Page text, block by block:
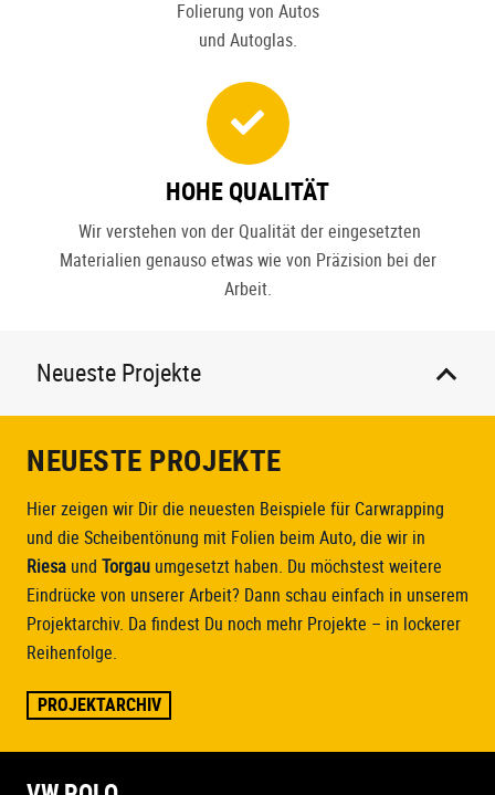
Folierung von Autos
und Autoglas.
HOHE QUALITÄT
Wir verstehen von der Qualität der eingesetzten
Materialien genauso etwas wie von Präzision bei der
Arbeit.
Neueste Projekte
NEUESTE PROJEKTE
Hier zeigen wir Dir die neuesten Beispiele für Carwrapping
und die Scheibentönung mit Folien beim Auto, die wir in
Riesa und Torgau umgesetzt haben. Du möchstest weitere
Eindrücke von unserer Arbeit? Dann schau einfach in unserem
Projektarchiv. Da findest Du noch mehr Projekte – in lockerer
Reihenfolge.
PROJEKTARCHIV